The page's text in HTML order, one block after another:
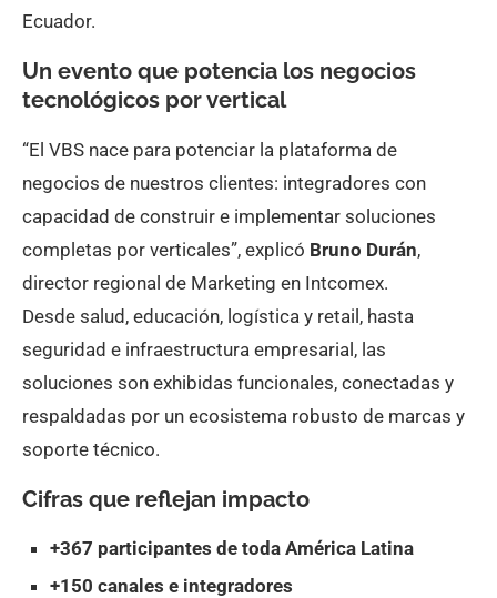
Ecuador.
Un evento que potencia los negocios
tecnológicos por vertical
“El VBS nace para potenciar la plataforma de
negocios de nuestros clientes: integradores con
capacidad de construir e implementar soluciones
completas por verticales”, explicó Bruno Durán,
director regional de Marketing en Intcomex.
Desde salud, educación, logística y retail, hasta
seguridad e infraestructura empresarial, las
soluciones son exhibidas funcionales, conectadas y
respaldadas por un ecosistema robusto de marcas y
soporte técnico.
Cifras que reflejan impacto
+367 participantes de toda América Latina
+150 canales e integradores